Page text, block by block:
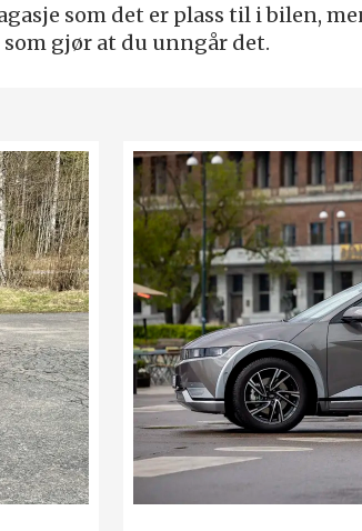
som det er plass til i bilen,
gjør at du unngår det.